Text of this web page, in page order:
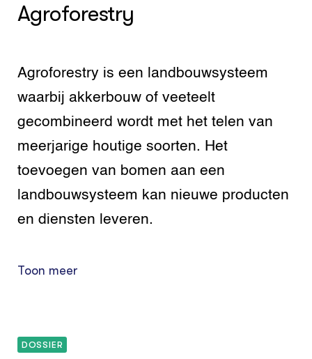
Agroforestry
Agroforestry is een landbouwsysteem
waarbij akkerbouw of veeteelt
gecombineerd wordt met het telen van
meerjarige houtige soorten. Het
toevoegen van bomen aan een
landbouwsysteem kan nieuwe producten
en diensten leveren.
Toon meer
DOSSIER